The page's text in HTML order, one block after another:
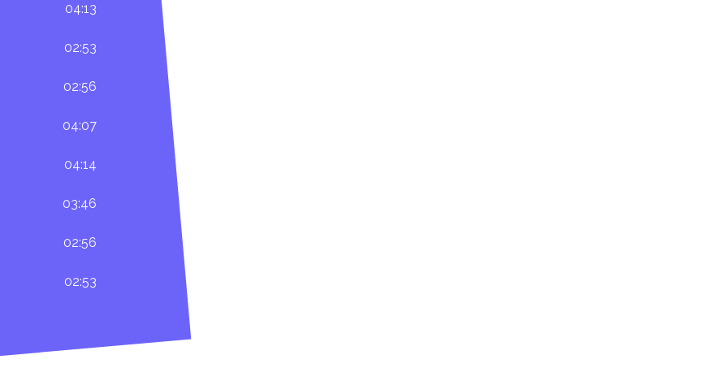
04:13
02:53
02:56
04:07
04:14
03:46
02:56
02:53